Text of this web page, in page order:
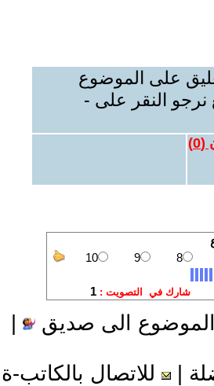
على الموضوع
نرجو النقر على -
(
0
)
الى صديق
للاتصال بالكاتب-ة